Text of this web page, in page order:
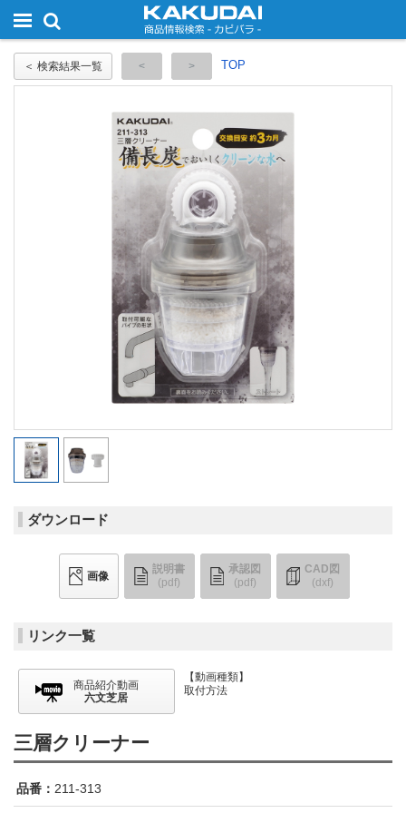
＜ 検索結果一覧 TOP
ダウンロード
画像
説明書
(pdf)
承認図
(pdf)
CAD図
(dxf)
リンク一覧
商品紹介動画
六文芝居
【動画種類】
取付方法
三層クリーナー
品番： 211-313